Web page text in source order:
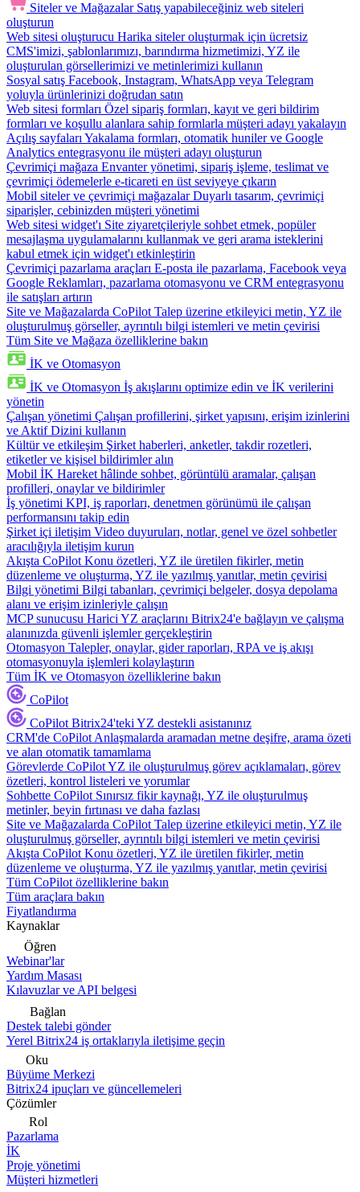
Siteler ve Mağazalar Satış yapabileceğiniz web siteleri
oluşturun
Web sitesi oluşturucu Harika siteler oluşturmak için ücretsiz
CMS'imizi, şablonlarımızı, barındırma hizmetimizi, YZ ile
oluşturulan görsellerimizi ve metinlerimizi kullanın
Sosyal satış Facebook, Instagram, WhatsApp veya Telegram
yoluyla ürünlerinizi doğrudan satın
Web sitesi formları Özel sipariş formları, kayıt ve geri bildirim
formları ve koşullu alanlara sahip formlarla müşteri adayı yakalayın
Açılış sayfaları Yakalama formları, otomatik huniler ve Google
Analytics entegrasyonu ile müşteri adayı oluşturun
Çevrimiçi mağaza Envanter yönetimi, sipariş işleme, teslimat ve
çevrimiçi ödemelerle e-ticareti en üst seviyeye çıkarın
Mobil siteler ve çevrimiçi mağazalar Duyarlı tasarım, çevrimiçi
siparişler, cebinizden müşteri yönetimi
Web sitesi widget'ı Site ziyaretçileriyle sohbet etmek, popüler
mesajlaşma uygulamalarını kullanmak ve geri arama isteklerini
kabul etmek için widget'ı etkinleştirin
Çevrimiçi pazarlama araçları E-posta ile pazarlama, Facebook veya
Google Reklamları, pazarlama otomasyonu ve CRM entegrasyonu
ile satışları artırın
Site ve Mağazalarda CoPilot Talep üzerine etkileyici metin, YZ ile
oluşturulmuş görseller, ayrıntılı bilgi istemleri ve metin çevirisi
Tüm Site ve Mağaza özelliklerine bakın
İK ve Otomasyon
İK ve Otomasyon İş akışlarını optimize edin ve İK verilerini
yönetin
Çalışan yönetimi Çalışan profillerini, şirket yapısını, erişim izinlerini
ve Aktif Dizini kullanın
Kültür ve etkileşim Şirket haberleri, anketler, takdir rozetleri,
etiketler ve kişisel bildirimler alın
Mobil İK Hareket hâlinde sohbet, görüntülü aramalar, çalışan
profilleri, onaylar ve bildirimler
İş yönetimi KPI, iş raporları, denetmen görünümü ile çalışan
performansını takip edin
Şirket içi iletişim Video duyuruları, notlar, genel ve özel sohbetler
aracılığıyla iletişim kurun
Akışta CoPilot Konu özetleri, YZ ile üretilen fikirler, metin
düzenleme ve oluşturma, YZ ile yazılmış yanıtlar, metin çevirisi
Bilgi yönetimi Bilgi tabanları, çevrimiçi belgeler, dosya depolama
alanı ve erişim izinleriyle çalışın
MCP sunucusu Harici YZ araçlarını Bitrix24'e bağlayın ve çalışma
alanınızda güvenli işlemler gerçekleştirin
Otomasyon Talepler, onaylar, gider raporları, RPA ve iş akışı
otomasyonuyla işlemleri kolaylaştırın
Tüm İK ve Otomasyon özelliklerine bakın
CoPilot
CoPilot Bitrix24'teki YZ destekli asistanınız
CRM'de CoPilot Anlaşmalarda aramadan metne deşifre, arama özeti
ve alan otomatik tamamlama
Görevlerde CoPilotYZ ile oluşturulmuş görev açıklamaları, görev
özetleri, kontrol listeleri ve yorumlar
Sohbette CoPilot Sınırsız fikir kaynağı, YZ ile oluşturulmuş
metinler, beyin fırtınası ve daha fazlası
Site ve Mağazalarda CoPilot Talep üzerine etkileyici metin, YZ ile
oluşturulmuş görseller, ayrıntılı bilgi istemleri ve metin çevirisi
Akışta CoPilot Konu özetleri, YZ ile üretilen fikirler, metin
düzenleme ve oluşturma, YZ ile yazılmış yanıtlar, metin çevirisi
Tüm CoPilot özelliklerine bakın
Tüm araçlara bakın
Fiyatlandırma
Kaynaklar
Öğren
Webinar'lar
Yardım Masası
Kılavuzlar ve API belgesi
Bağlan
Destek talebi gönder
Yerel Bitrix24 iş ortaklarıyla iletişime geçin
Oku
Büyüme Merkezi
Bitrix24 ipuçları ve güncellemeleri
Çözümler
Rol
Pazarlama
İK
Proje yönetimi
Müşteri hizmetleri